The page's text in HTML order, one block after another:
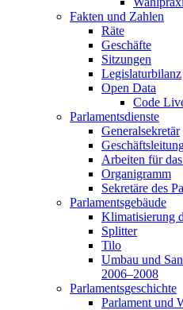
Fakten und Zahlen
Räte
Geschäfte
Sitzungen
Legislaturbilanz
Open Data
Code
Parlamentsdienste
Generalsekretär
Arbeiten für
Organigramm
Sekretäre des
Parlamentsgebäude
Klimatisierung
Splitter
Tilo
Umbau und
2006–2008
Parlamentsgeschichte
Parlament und